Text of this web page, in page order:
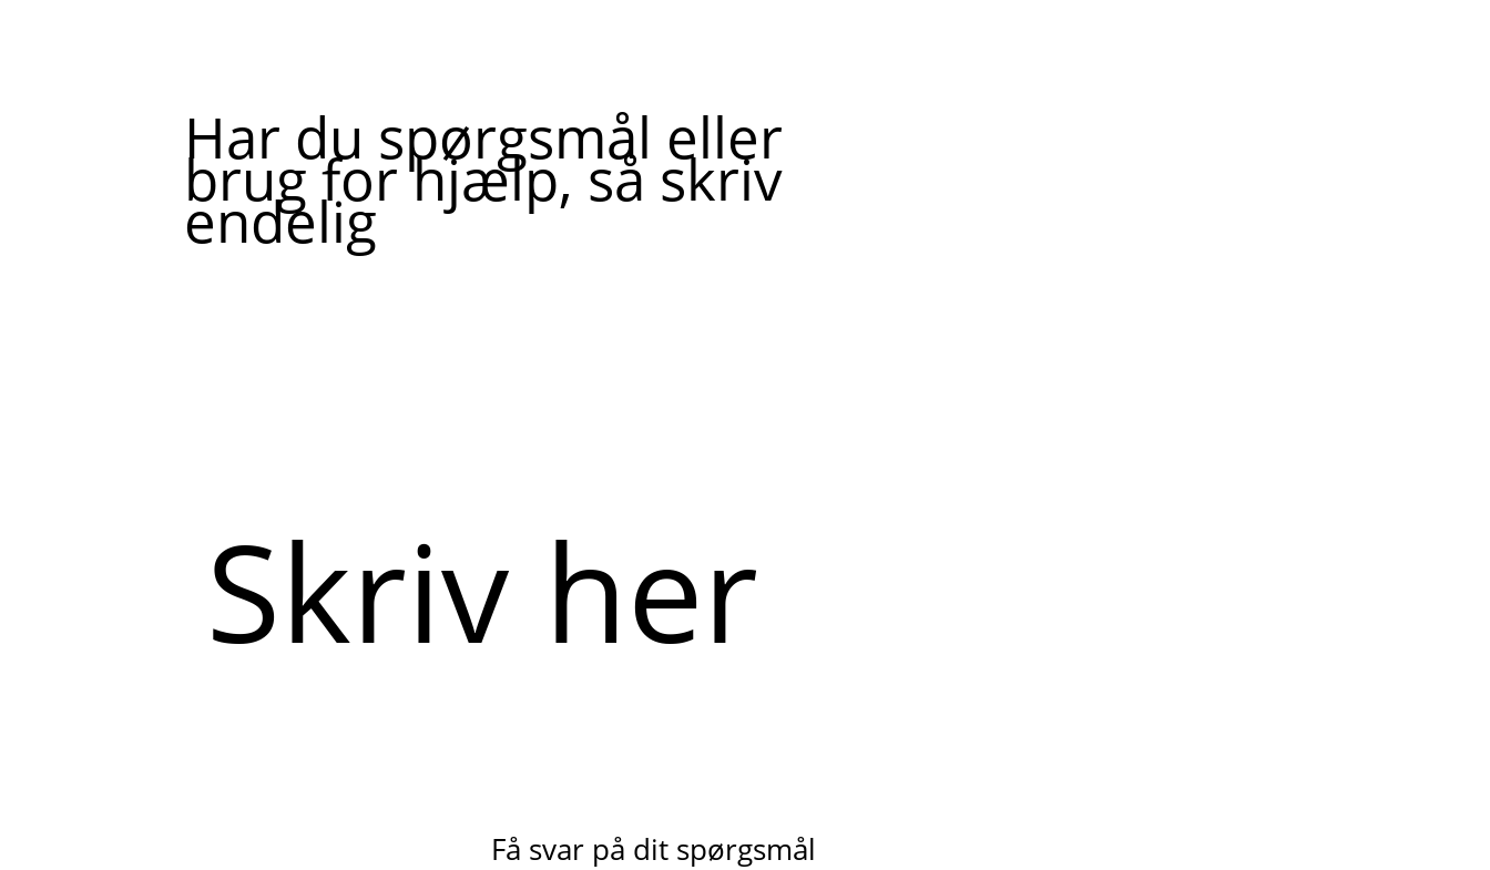
Har du spørgsmål eller
brug for hjælp, så skriv
endelig
Få svar på dit spørgsmål